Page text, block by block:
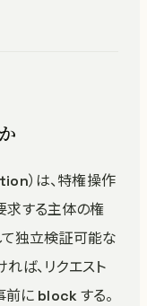
）は、特権操作
求する主体の権
て独立検証可能な
ば、リクエスト
に block する。